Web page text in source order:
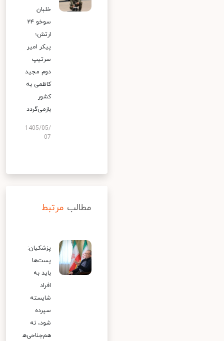
خلبان
سوخو ۲۴
ارتش؛
پیکر امیر
سرتیپ
دوم مجید
کاظمی به
کشور
بازمی‌گردد
1405/05/
07
مطالب مرتبط
پزشکیان:
پست‌ها
باید به
افراد
شایسته
سپرده
شود، نه
هم‌جناحی‌ه